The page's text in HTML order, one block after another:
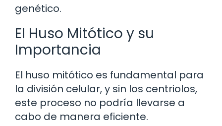
genético.
El Huso Mitótico y su
Importancia
El huso mitótico es fundamental para
la división celular, y sin los centriolos,
este proceso no podría llevarse a
cabo de manera eficiente.